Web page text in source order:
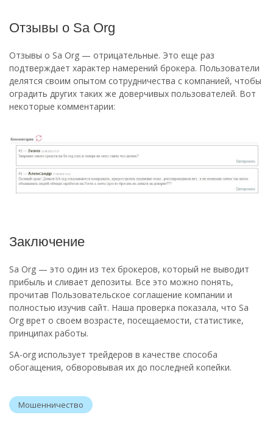
Отзывы о Sa Org
Отзывы о Sa Org — отрицательные. Это еще раз
подтверждает характер намерений брокера. Пользователи
делятся своим опытом сотрудничества с компанией, чтобы
оградить других таких же доверчивых пользователей. Вот
некоторые комментарии:
Заключение
Sa Org — это один из тех брокеров, который не выводит
прибыль и сливает депозиты. Все это можно понять,
прочитав Пользовательское соглашение компании и
полностью изучив сайт. Наша проверка показала, что Sa
Org врет о своем возрасте, посещаемости, статистике,
принципах работы.
SA-org использует трейдеров в качестве способа
обогащения, обворовывая их до последней копейки.
Мошенничество